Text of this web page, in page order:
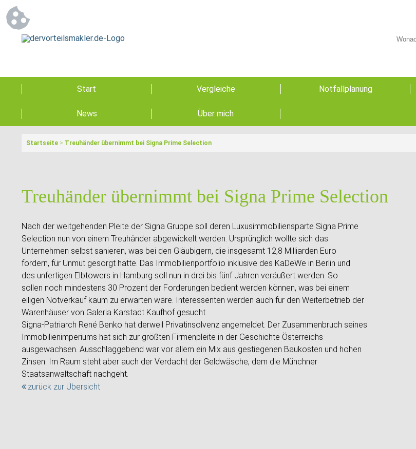
Start Vergleiche Notfallplanung
News Über mich
Startseite > Treuhänder übernimmt bei Signa Prime Selection
Treuhänder übernimmt bei Signa Prime Selection
Nach der weitgehenden Pleite der Signa Gruppe soll deren Luxusimmobiliensparte Signa Prime
Selection nun von einem Treuhänder abgewickelt werden. Ursprünglich wollte sich das
Unternehmen selbst sanieren, was bei den Gläubigern, die insgesamt 12,8 Milliarden Euro
fordern, für Unmut gesorgt hatte. Das Immobilienportfolio inklusive des KaDeWe in Berlin und
des unfertigen Elbtowers in Hamburg soll nun in drei bis fünf Jahren veräußert werden. So
sollen noch mindestens 30 Prozent der Forderungen bedient werden können, was bei einem
eiligen Notverkauf kaum zu erwarten wäre. Interessenten werden auch für den Weiterbetrieb der
Warenhäuser von Galeria Karstadt Kaufhof gesucht.
Signa-Patriarch René Benko hat derweil Privatinsolvenz angemeldet. Der Zusammenbruch seines
Immobilienimperiums hat sich zur größten Firmenpleite in der Geschichte Österreichs
ausgewachsen. Ausschlaggebend war vor allem ein Mix aus gestiegenen Baukosten und hohen
Zinsen. Im Raum steht aber auch der Verdacht der Geldwäsche, dem die Münchner
Staatsanwaltschaft nachgeht.
zurück zur Übersicht